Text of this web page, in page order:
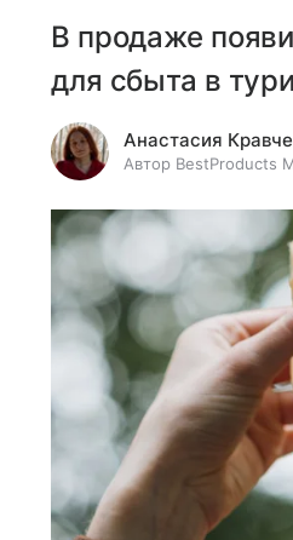
В продаже
для сбыта в
Анастасия
Автор BestProducts